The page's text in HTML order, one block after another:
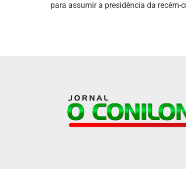
para assumir a presidência da recém-